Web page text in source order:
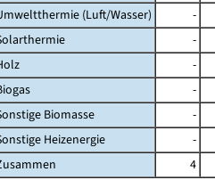
(Luft/Wasser)
-
-
-
-
Biomasse
-
Heizenergie
-
4